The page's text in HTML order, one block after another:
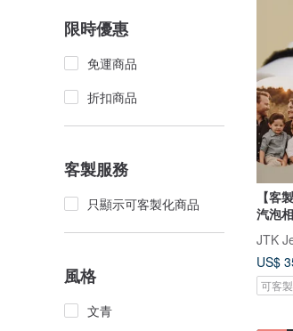
限時優惠
免運商品
折扣商品
客製服務
只顯示可客製化商品
風格
文青
【客
汽泡
JTK
US$
可客製